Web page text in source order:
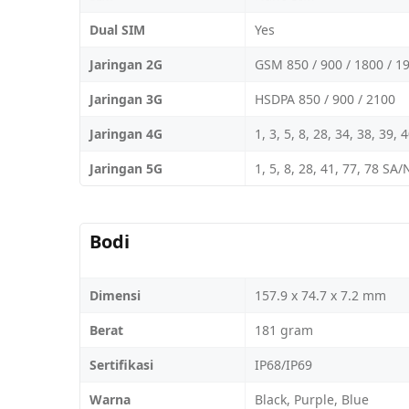
Dual SIM
Yes
Jaringan 2G
GSM 850 / 900 / 1800 /
Jaringan 3G
HSDPA 850 / 900 / 2100
Jaringan 4G
1, 3, 5, 8, 28, 34, 38, 39,
Jaringan 5G
1, 5, 8, 28, 41, 77, 78 SA/
Bodi
Dimensi
157.9 x 74.7 x 7.2 mm
Berat
181 gram
Sertifikasi
IP68/IP69
Warna
Black, Purple, Blue